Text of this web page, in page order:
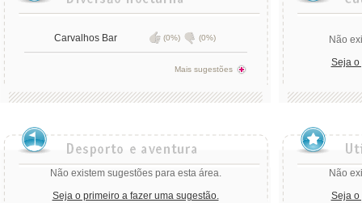
Carvalhos Bar (0%) (0%)
Mais sugestões
Não
Seja o
Não existem sugestões para esta área.
Seja o primeiro a fazer uma sugestão.
Não
Seja o